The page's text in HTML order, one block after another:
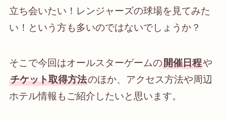
立ち会いたい！レンジャーズの球場を見てみた
い！という方も多いのではないでしょうか？
そこで今回はオールスターゲームの開催日程や
チケット取得方法のほか、アクセス方法や周辺
ホテル情報もご紹介したいと思います。